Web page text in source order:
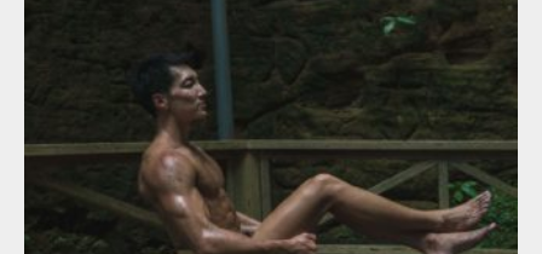
2021.07.9
Category:森のマッチョ
ダウンロード